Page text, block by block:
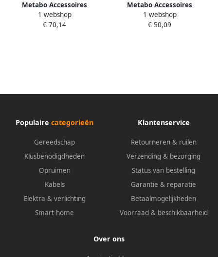
Metabo Accessoires
Snelspanboorhouder 801 2
13 3 8" Futuro 636341000
1 webshop
€ 70,14
Metabo Accessoires
Snelspanboorhouder 801 2
13 B 16 Futuro 636343000
1 webshop
€ 50,09
Populaire categorieën
Gereedschap
Klusbenodigdheden
Opruimen
Kabels
Elektra & verlichting
Smart home
Klantenservice
Retourneren & ruilen
Verzending & bezorging
Status van bestelling
Garantie & reparatie
Betaalmogelijkheden
Voorraad & beschikbaarheid
Over ons